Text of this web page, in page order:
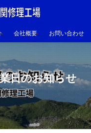
会社概要 お問い合わせ
日のお知らせ